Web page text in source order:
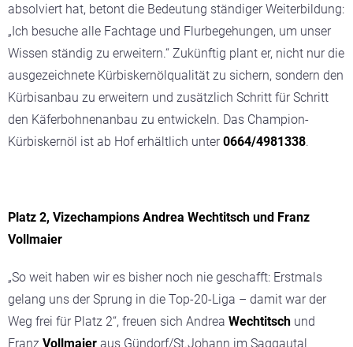
absolviert hat, betont die Bedeutung ständiger Weiterbildung:
„Ich besuche alle Fachtage und Flurbegehungen, um unser
Wissen ständig zu erweitern.“ Zukünftig plant er, nicht nur die
ausgezeichnete Kürbiskernölqualität zu sichern, sondern den
Kürbisanbau zu erweitern und zusätzlich Schritt für Schritt
den Käferbohnenanbau zu entwickeln. Das Champion-
Kürbiskernöl ist ab Hof erhältlich unter0664/4981338.
Platz 2, Vizechampions Andrea Wechtitsch und Franz
Vollmaier
„So weit haben wir es bisher noch nie geschafft: Erstmals
gelang uns der Sprung in die Top-20-Liga – damit war der
Weg frei für Platz 2“, freuen sich Andrea Wechtitsch und
Franz Vollmaier aus Gündorf/St.Johann im Saggautal